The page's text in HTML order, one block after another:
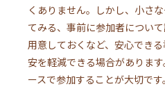
くありません。しかし、小さ
てみる、事前に参加者につい
用意しておくなど、安心でき
安を軽減できる場合がありま
ースで参加することが大切です。